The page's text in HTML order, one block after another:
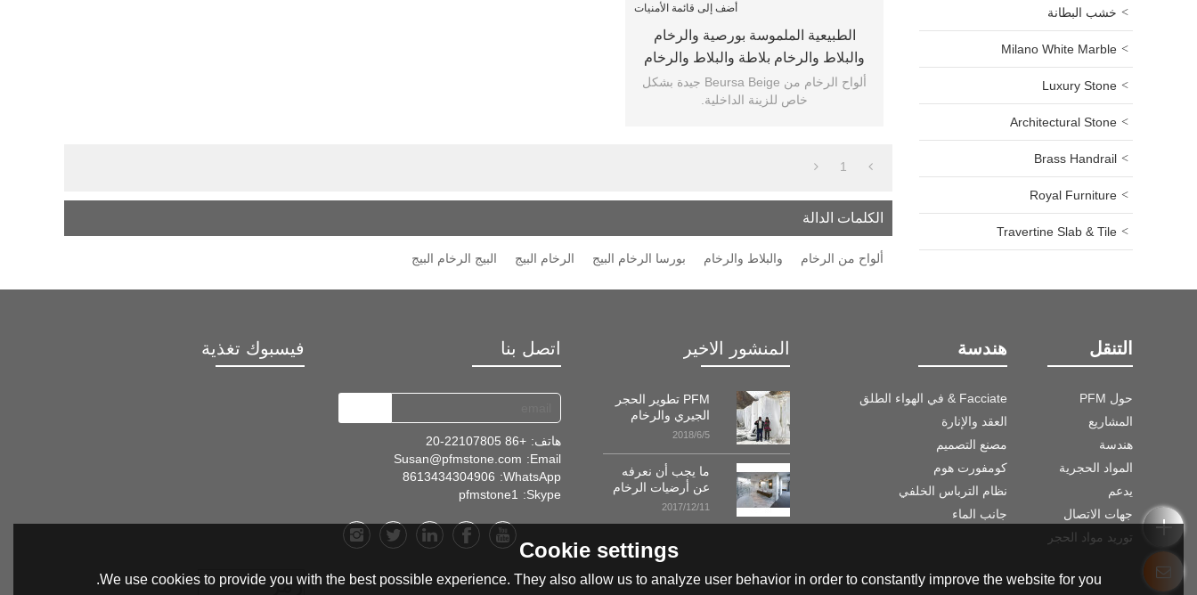
خشب البطانة
Milano White Marble
Luxury Stone
Architectural Stone
Brass Handrail
Royal Furniture
Travertine Slab & Tile
أضف إلى قائمة الأمنيات
الطبيعية الملموسة بورصية والرخام
والبلاط والرخام بلاطة والبلاط والرخام
والبلاط والرخام
ألواح الرخام من Beursa Beige جيدة بشكل
خاص للزينة الداخلية.
1
الكلمات الدالة
ألواح من الرخام والبلاط والرخام بورسا الرخام البيج الرخام البيج البيج الرخام البيج
التنقل
حول PFM
المشاريع
هندسة
المواد الحجرية
يدعم
جهات الاتصال
توريد مواد الحجر
هندسة
Facciate & في الهواء الطلق
العقد والإنارة
مصنع التصميم
كومفورت هوم
نظام الترباس الخلفي
جانب الماء
المنشور الاخير
PFM تطوير الحجر
الجيري والرخام
المحاجر في
2018/6/5
ما يجب أن نعرفه
عن أرضيات الرخام
2017/12/11
اتصل بنا
هاتف: +86 20-22107805
Email:
Susan@pfmstone.com
WhatsApp:
8613434304906
Skype:
pfmstone1
فيسبوك تغذية
رمز
Cookie settings
We use cookies to provide you with the best possible experience. They also allow us to analyze user behavior in order to constantly improve the website for you.